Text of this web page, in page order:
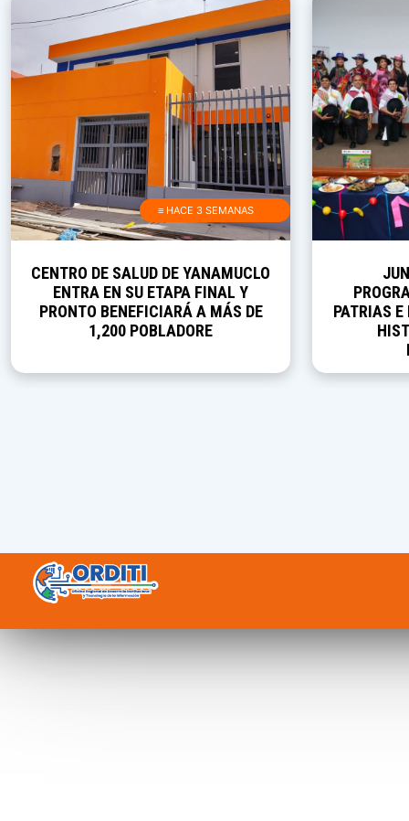
≡ HACE 3 SEMANAS
CENTRO DE SALUD DE YANAMUCLO
ENTRA EN SU ETAPA FINAL Y
PRONTO BENEFICIARÁ A MÁS DE
1,200 POBLADORE
PATRIAS